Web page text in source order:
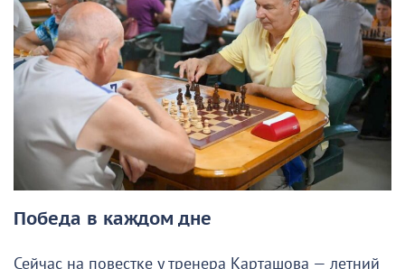
Победа в каждом дне
Сейчас на повестке у тренера Карташова — летний